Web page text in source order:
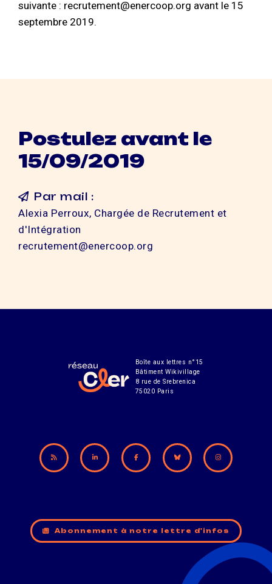
suivante : recrutement@enercoop.org avant le 15
septembre 2019.
Postulez avant le
15/09/2019
Par mail :
Alexia Perroux, Chargée de Recrutement et
d'Intégration
recrutement@enercoop.org
Boîte aux lettres n°15
Bâtiment Wikivillage
8 rue de Srebrenica
75020 Paris
Abonnement à notre lettre d'infos